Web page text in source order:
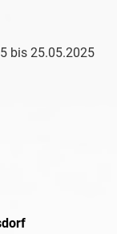
bis 25.05.2025